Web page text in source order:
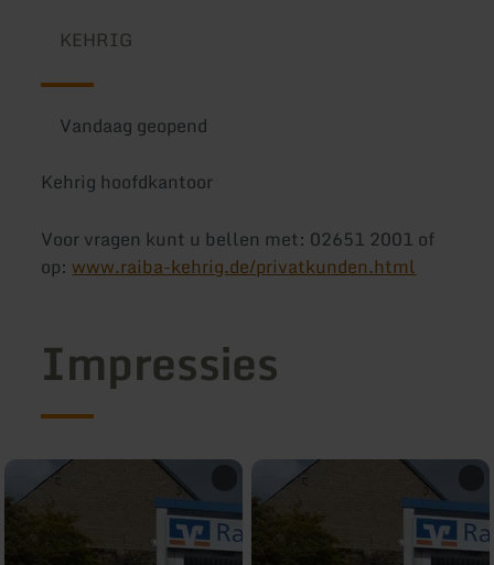
KEHRIG
Vandaag geopend
Kehrig hoofdkantoor
Voor vragen kunt u bellen met: 02651 2001 of
op: www.raiba-kehrig.de/privatkunden.html
Impressies